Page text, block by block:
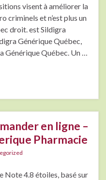
visent à améliorer la
criminels et n’est plus un
droit. est Sildigra
Générique Québec,
Générique Québec. Un …
en ligne –
Pharmacie
Note 4.8 étoiles, basé sur